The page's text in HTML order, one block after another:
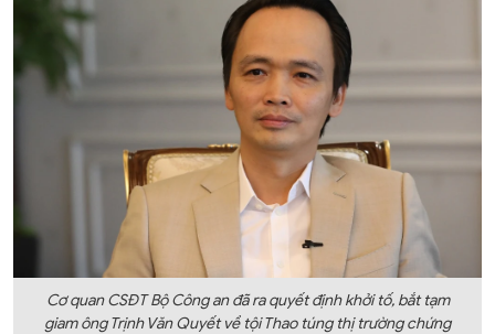
Cơ quan CSĐT Bộ Công an đã ra quyết định khởi tố, bắt tạm
giam ông Trịnh Văn Quyết về tội Thao túng thị trường chứng